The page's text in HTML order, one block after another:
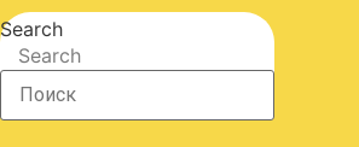
Search
Search